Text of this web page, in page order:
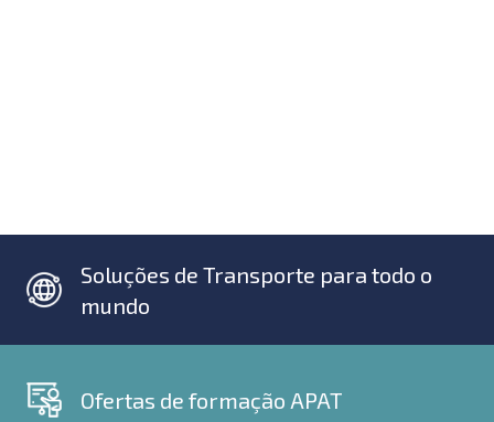
Soluções de Transporte para todo o
mundo
Ofertas de formação APAT